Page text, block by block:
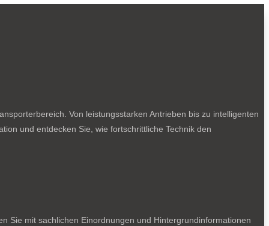
Von leistungsstarken Antrieben bis zu intelligenten
und entdecken Sie, wie fortschrittliche Technik den
Sie mit sachlichen Einordnungen und Hintergrundinformationen